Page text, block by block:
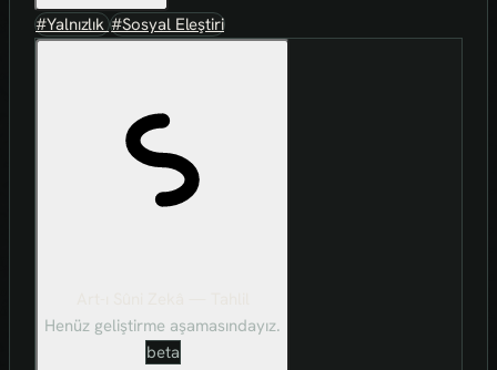
#Yalnızlık#Sosyal Eleştiri
Henüz geliştirme aşamasındayız.
beta